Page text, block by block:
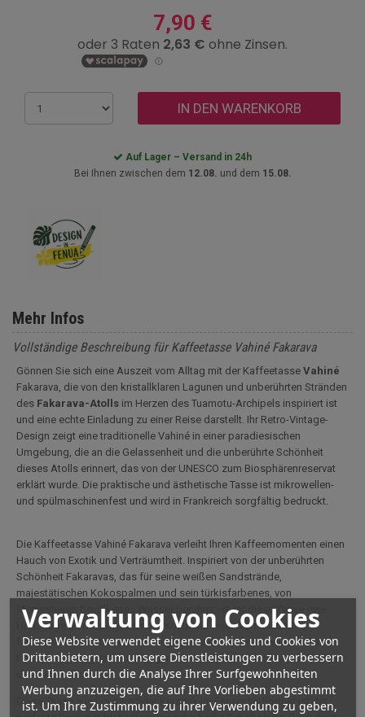
Verwaltung von Cookies
Diese Website verwendet eigene Cookies und Cookies von
Drittanbietern, um unsere Dienstleistungen zu verbessern
und Ihnen durch die Analyse Ihrer Surfgewohnheiten
Werbung anzuzeigen, die auf Ihre Vorlieben abgestimmt
ist. Um Ihre Zustimmung zu ihrer Verwendung zu geben,
7,90 €
IN DEN WARENKORB
Auf Lager – Versand in 24h
Bei Ihnen zwischen dem 12.08. und dem 15.08.
Mehr Infos
Vollständige Beschreibung für Kaffeetasse Vahiné Fakarava
Gönnen Sie sich eine Auszeit vom Alltag mit der Kaffeetasse Vahiné
Fakarava, die von den kristallklaren Lagunen und unberührten Stränden
des Fakarava-Atolls im Herzen des Tuamotu-Archipels inspiriert ist
und eine echte Einladung zu einer Reise darstellt. Ihr Retro-Vintage-
Design zeigt eine traditionelle Vahiné in einer paradiesischen
Umgebung, die an die Gelassenheit und die unberührte Schönheit
dieses Atolls erinnert, das von der UNESCO zum Biosphärenreservat
erklärt wurde. Die praktische und ästhetische Tasse ist mikrowellen-
und spülmaschinenfest und wird in Frankreich sorgfältig bedruckt.
Die Kaffeetasse Vahiné Fakarava verleiht Ihren Kaffeemomenten einen
Hauch von Exotik und Verträumtheit. Inspiriert von der unberührten
Schönheit Fakaravas, das für seine weißen Sandstrände,
majestätischen Kokospalmen und sein türkisfarbenes, von
Meerestieren bevölkertes Wasser berühmt ist, ist diese Tasse eine
Hommage an die polynesische Kultur mit einer warmen und
farbenfrohen Illustration. Sie zeigt eine Vahiné, die im warmen Sand
tanzt, vor einer glitzernden Lagune unter einem mit tropischen Wolken
übersäten Himmel.
Diese Tasse aus hochwertiger Keramik im Espresso-Format ist der